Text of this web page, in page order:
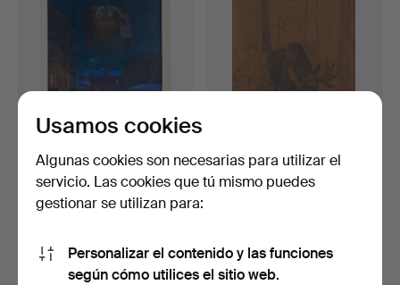
ALEXANDR
SOLOMONOVICH LIRNER
(UKRAINA, 194…
Subastado 2 ago 2026
739 USD
HARALD WIBERG.
GRAFITO SOBRE PAPEL,
85 USD
Usamos cookies
Algunas cookies son necesarias para utilizar el
servicio. Las cookies que tú mismo puedes
gestionar se utilizan para:
Personalizar el contenido y las funciones
según cómo utilices el sitio web.